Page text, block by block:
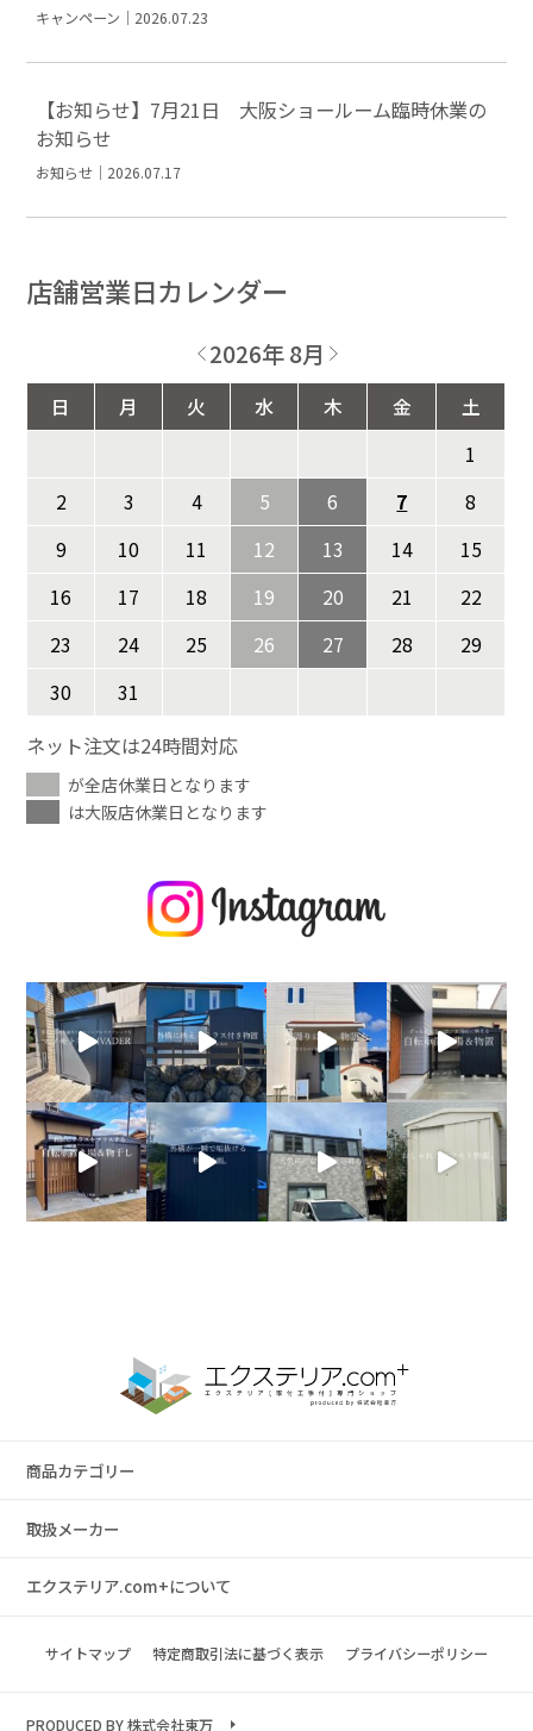
キャンペーン｜2026.07.23
【お知らせ】7月21日 大阪ショールーム臨時休業の
お知らせ
お知らせ｜2026.07.17
店舗営業日カレンダー
2026年 8月
日 月 火 水 木 金
土
1
2
3 4 5 6 7
8
9
10 11 12 13 14
15
16
17 18 19 20 21
22
23
24 25 26 27 28
29
30
31
ネット注文は24時間対応
が全店休業日となります
は大阪店休業日となります
商品カテゴリー
取扱メーカー
エクステリア.com+について
サイトマップ 特定商取引法に基づく表示 プライバシーポリシー
PRODUCED BY 株式会社東万